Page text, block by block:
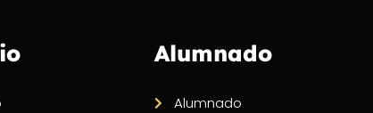
Alumnado
Alumnado